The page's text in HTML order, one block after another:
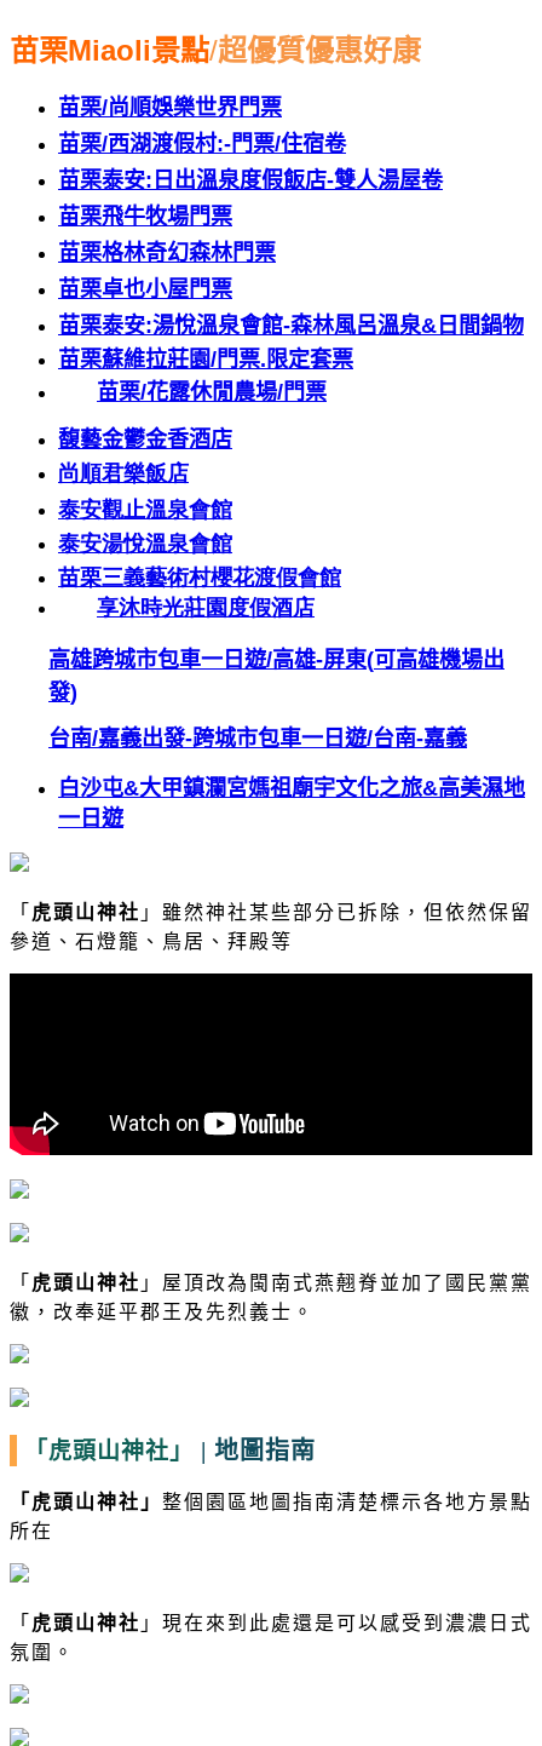
苗栗Miaoli景點/超優質優惠好康
苗栗/尚順娛樂世界門票
苗栗/西湖渡假村:-門票/住宿卷
苗栗泰安: 日出溫泉度假飯店-雙人湯屋卷
苗栗飛牛牧場門票
苗栗格林奇幻森林門票
苗栗卓也小屋門票
苗栗泰安:湯悅溫泉會館-森林風呂溫泉& 日間鍋物
苗栗蘇維拉莊園/門票. 限定套票
苗栗/花露休閒農場/門票
馥藝金鬱金香酒店
尚順君樂飯店
泰安觀止溫泉會館
泰安湯悅溫泉會館
苗栗三義藝術村櫻花渡假會館
享沐時光莊園度假酒店
高雄跨城市包車一日遊/高雄-屏東(可高雄機場出
發)
台南/嘉義出發-跨城市包車一日遊/台南-嘉義
白沙屯&大甲鎮瀾宮媽祖廟宇文化之旅&高美濕地
一日遊
「 虎頭山神社 」 雖然神社某些部分已拆除，但依然保留
參道、石燈籠、鳥居、拜殿等
「 虎頭山神社 」 屋頂改為閩南式燕翹脊並加了國民黨黨
徽，改奉延平郡王及先烈義士。
「虎頭山神社」 | 地圖指南
「 虎頭山神社 」 整個園區地圖指南清楚標示各地方景點
所在
「 虎頭山神社 」 現在來到此處還是可以感受到濃濃日式
氛圍。